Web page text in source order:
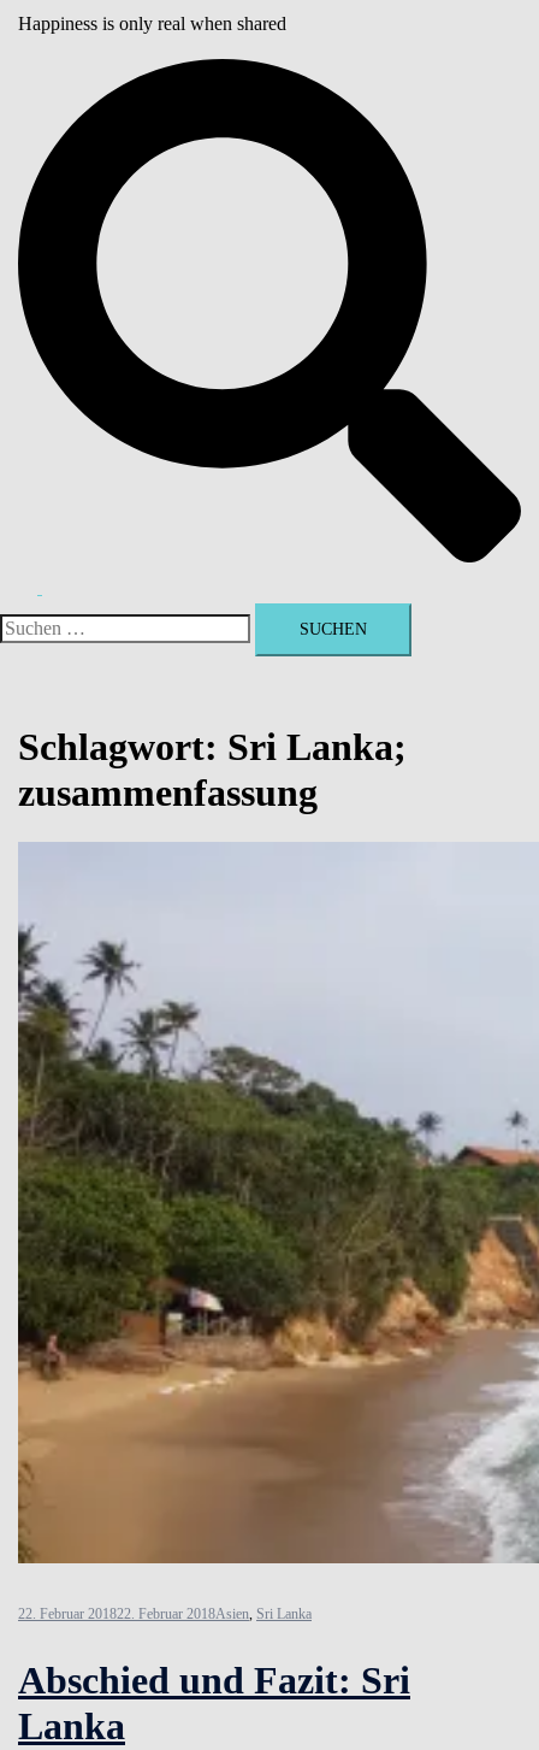
Happiness is only real when shared
Suchen
Schlagwort: Sri Lanka;
zusammenfassung
22. Februar 201822. Februar 2018Asien, Sri Lanka
Abschied und Fazit: Sri
Lanka